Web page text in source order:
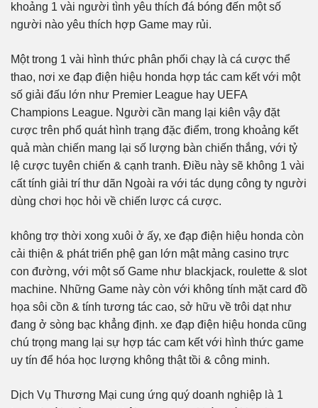
khoảng 1 vài người tình yêu thích đá bóng đến một số
người nào yêu thích hợp Game may rủi.
Một trong 1 vài hình thức phân phối chạy là cá cược thể
thao, nơi xe đạp điện hiệu honda hợp tác cam kết với một
số giải đấu lớn như Premier League hay UEFA
Champions League. Người cần mang lại kiên vậy đặt
cược trên phổ quát hình trạng đặc điểm, trong khoảng kết
quả màn chiến mang lại số lượng bàn chiến thắng, với tỷ
lệ cược tuyên chiến & cạnh tranh. Điều này sẽ không 1 vài
cất tính giải trí thư dãn Ngoài ra với tác dụng công ty người
dùng chơi học hỏi về chiến lược cá cược.
không trợ thời xong xuôi ở ấy, xe đạp điện hiệu honda còn
cải thiện & phát triển phệ gan lớn mật mảng casino trực
con đường, với một số Game như blackjack, roulette & slot
machine. Những Game này còn với không tính mặt card đồ
họa sôi cồn & tính tương tác cao, sở hữu về trôi dạt như
đang ở sòng bạc khẳng định. xe đạp điện hiệu honda cũng
chú trọng mang lại sự hợp tác cam kết với hình thức game
uy tín để hóa học lượng không thật tồi & công minh.
Dịch Vụ Thương Mại cung ứng quý doanh nghiệp là 1